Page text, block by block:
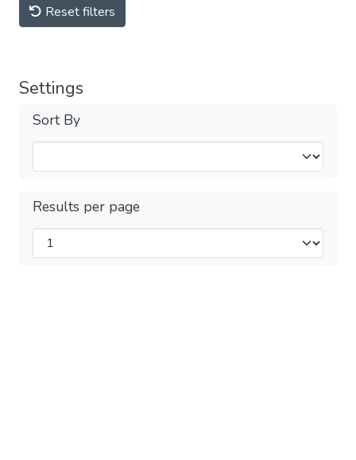
Reset filters
Settings
Sort By
Results per page